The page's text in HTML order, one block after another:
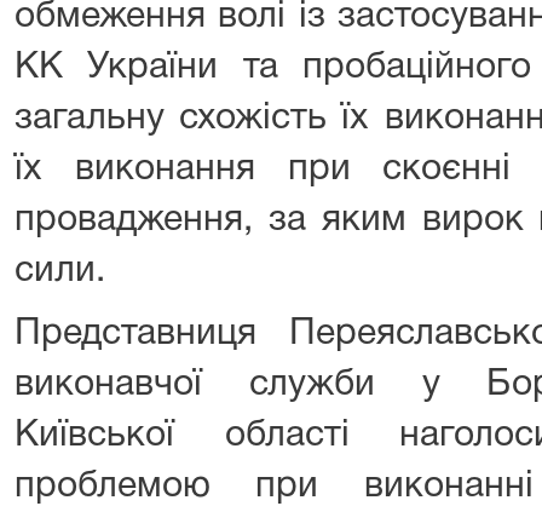
обмеження волі із
КК України та
загальну схожість їх
їх виконання при скоєнні
провадження, за яким вирок
сили.
Представниця
виконавчої служби у
Київської області
проблемою при